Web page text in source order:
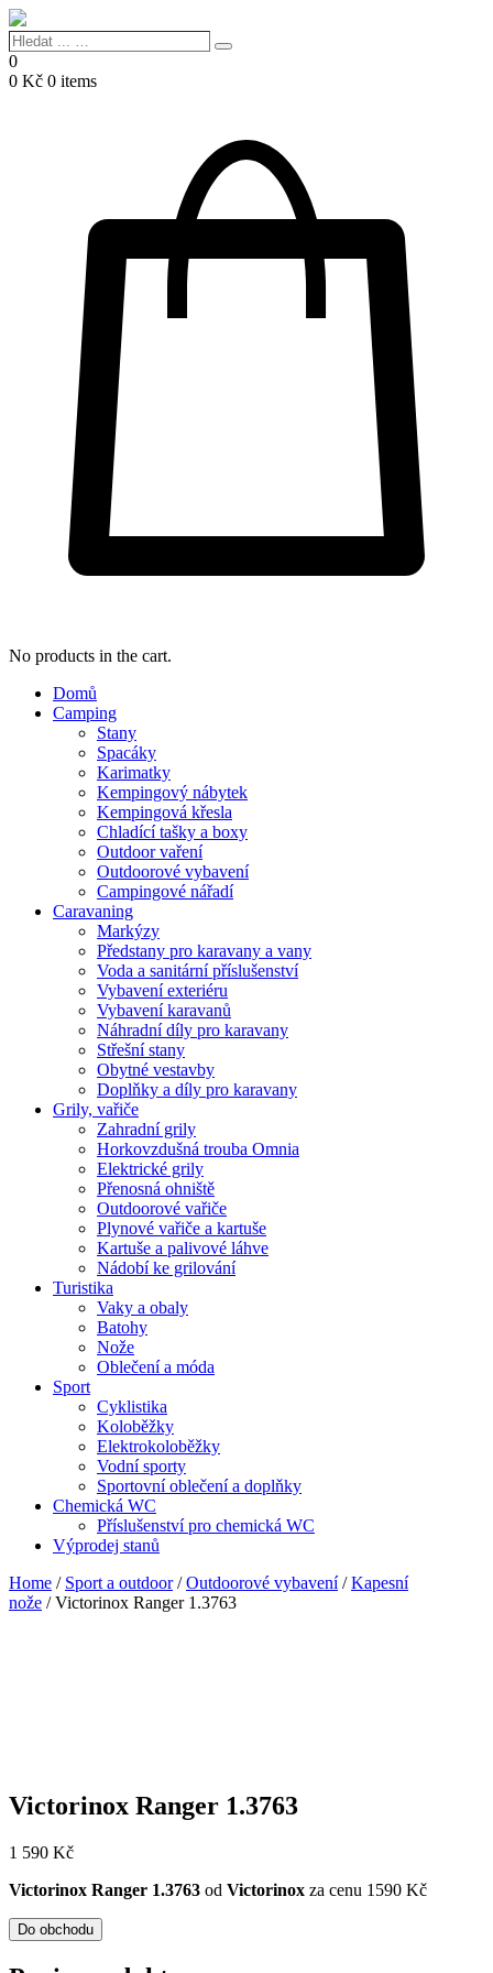
Hledat
...
…
Search
0
0 Kč 0 items
No products in the cart.
Domů
Camping
Stany
Spacáky
Karimatky
Kempingový nábytek
Kempingová křesla
Chladící tašky a boxy
Outdoor vaření
Outdoorové vybavení
Campingové nářadí
Caravaning
Markýzy
Předstany pro karavany a vany
Voda a sanitární příslušenství
Vybavení exteriéru
Vybavení karavanů
Náhradní díly pro karavany
Střešní stany
Obytné vestavby
Doplňky a díly pro karavany
Grily, vařiče
Zahradní grily
Horkovzdušná trouba Omnia
Elektrické grily
Přenosná ohniště
Outdoorové vařiče
Plynové vařiče a kartuše
Kartuše a palivové láhve
Nádobí ke grilování
Turistika
Vaky a obaly
Batohy
Nože
Oblečení a móda
Sport
Cyklistika
Koloběžky
Elektrokoloběžky
Vodní sporty
Sportovní oblečení a doplňky
Chemická WC
Příslušenství pro chemická WC
Výprodej stanů
Home / Sport a outdoor/Outdoorové vybavení/Kapesní
nože / Victorinox Ranger 1.3763
Victorinox Ranger 1.3763
1 590 Kč
Victorinox Ranger 1.3763 od Victorinox za cenu 1590 Kč
Do obchodu